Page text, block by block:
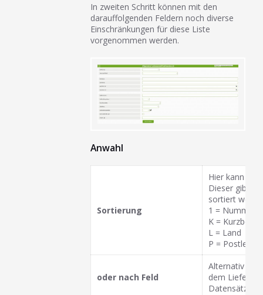
In zweiten Schritt können mit den
darauffolgenden Feldern noch diverse
Einschränkungen für diese Liste
vorgenommen werden.
Anwahl
Sortierung
Hier kann
Dieser gibt
sortiert
1 = Nummer
K =
L = Land
P =
oder nach Feld
Alternativ zu
dem
Datensätze